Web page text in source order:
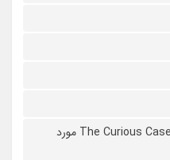
دانلود فیلم The Curious Case of Dolphin Bay 2022 مورد